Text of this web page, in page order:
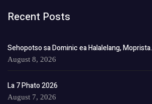
Recent Posts
Sehopotso sa Dominic ea Halalelang, Moprista.
August 8, 2026
La 7 Phato 2026
August 7, 2026